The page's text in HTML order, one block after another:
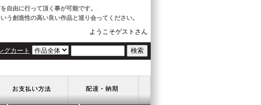
自由に行って頂く事が可能です。
う創造性の高い良い作品と巡り会ってください。
ようこそゲストさん
グカート